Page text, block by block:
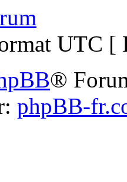
UTC [
®
phpBB-